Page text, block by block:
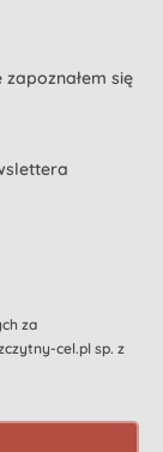
się
za
cel.pl sp. z